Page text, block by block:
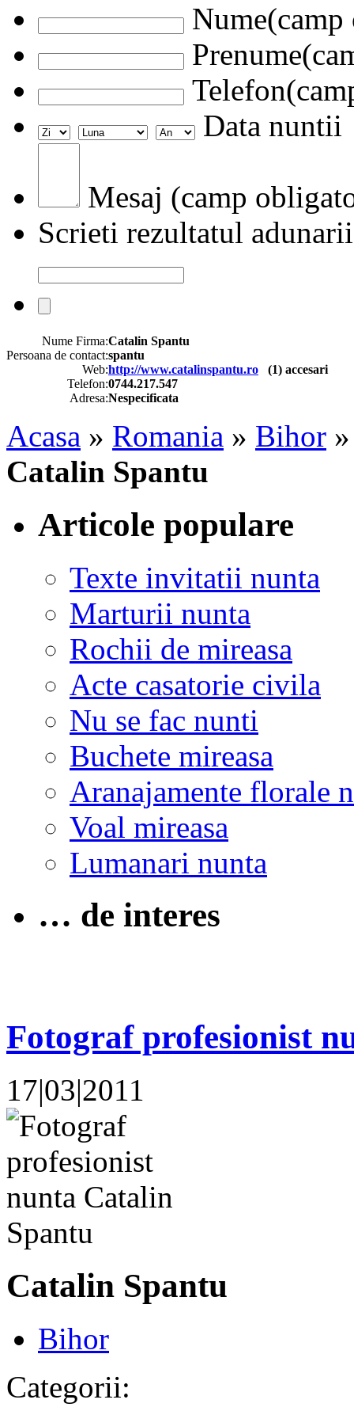
Data nuntii
Mesaj (camp
Scrieti rezultatul adunarii
Nume Firma:Catalin Spantu
Persoana de contact:spantu
Web:http://www.catalinspantu.ro (1) accesari
Telefon:0744.217.547
Adresa:Nespecificata
Acasa » Romania » Bihor
Catalin Spantu
Articole populare
Texte invitatii nunta
Marturii nunta
Rochii de mireasa
Acte casatorie civila
Nu se fac nunti
Buchete mireasa
Aranajamente florale
Voal mireasa
Lumanari nunta
… de interes
Fotograf profesionist
17|03|2011
Catalin Spantu
Bihor
Categorii: